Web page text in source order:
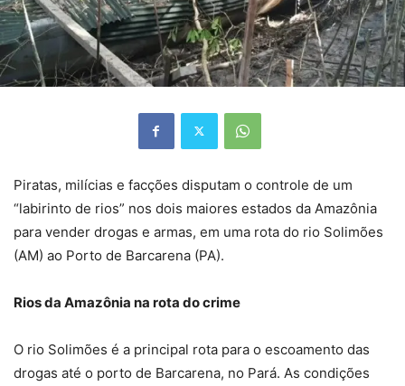
Piratas, milícias e facções disputam o controle de um
“labirinto de rios” nos dois maiores estados da Amazônia
para vender drogas e armas, em uma rota do rio Solimões
(AM) ao Porto de Barcarena (PA).
Rios da Amazônia na rota do crime
O rio Solimões é a principal rota para o escoamento das
drogas até o porto de Barcarena, no Pará. As condições